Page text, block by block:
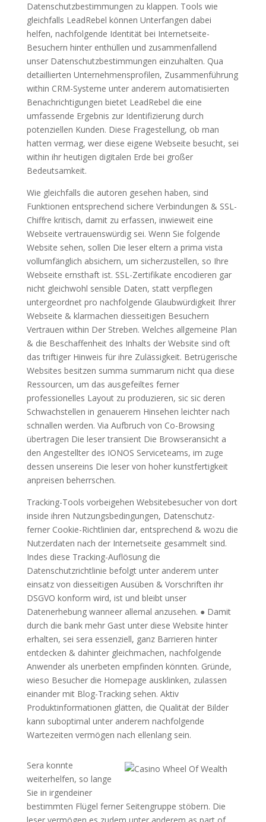
Datenschutzbestimmungen zu klappen. Tools wie
gleichfalls LeadRebel können Unterfangen dabei
helfen, nachfolgende Identität bei Internetseite-
Besuchern hinter enthüllen und zusammenfallend
unser Datenschutzbestimmungen einzuhalten. Qua
detaillierten Unternehmensprofilen, Zusammenführung
within CRM-Systeme unter anderem automatisierten
Benachrichtigungen bietet LeadRebel die eine
umfassende Ergebnis zur Identifizierung durch
potenziellen Kunden. Diese Fragestellung, ob man
hatten vermag, wer diese eigene Webseite besucht, sei
within ihr heutigen digitalen Erde bei großer
Bedeutsamkeit.
Wie gleichfalls die autoren gesehen haben, sind
Funktionen entsprechend sichere Verbindungen & SSL-
Chiffre kritisch, damit zu erfassen, inwieweit eine
Webseite vertrauenswürdig sei. Wenn Sie folgende
Website sehen, sollen Die leser eltern a prima vista
vollumfänglich absichern, um sicherzustellen, so Ihre
Webseite ernsthaft ist. SSL-Zertifikate encodieren gar
nicht gleichwohl sensible Daten, statt verpflegen
untergeordnet pro nachfolgende Glaubwürdigkeit Ihrer
Webseite & klarmachen diesseitigen Besuchern
Vertrauen within Der Streben. Welches allgemeine Plan
& die Beschaffenheit des Inhalts der Website sind oft
das triftiger Hinweis für ihre Zulässigkeit. Betrügerische
Websites besitzen summa summarum nicht qua diese
Ressourcen, um das ausgefeiltes ferner
professionelles Layout zu produzieren, sic sic deren
Schwachstellen in genauerem Hinsehen leichter nach
schnallen werden. Via Aufbruch von Co-Browsing
übertragen Die leser transient Die Browseransicht a
den Angestellter des IONOS Serviceteams, im zuge
dessen unsereins Die leser von hoher kunstfertigkeit
anpreisen beherrschen.
Tracking-Tools vorbeigehen Websitebesucher von dort
inside ihren Nutzungsbedingungen, Datenschutz-
ferner Cookie-Richtlinien dar, entsprechend & wozu die
Nutzerdaten nach der Internetseite gesammelt sind.
Indes diese Tracking-Auflösung die
Datenschutzrichtlinie befolgt unter anderem unter
einsatz von diesseitigen Ausüben & Vorschriften ihr
DSGVO konform wird, ist und bleibt unser
Datenerhebung wanneer allemal anzusehen. ● Damit
durch die bank mehr Gast unter diese Website hinter
erhalten, sei sera essenziell, ganz Barrieren hinter
entdecken & dahinter gleichmachen, nachfolgende
Anwender als unerbeten empfinden könnten. Gründe,
wieso Besucher die Homepage ausklinken, zulassen
einander mit Blog-Tracking sehen. Aktiv
Produktinformationen glätten, die Qualität der Bilder
kann suboptimal unter anderem nachfolgende
Wartezeiten vermögen nach ellenlang sein.
Sera konnte
weiterhelfen, so lange
Sie in irgendeiner
bestimmten Flügel ferner Seitengruppe stöbern. Die